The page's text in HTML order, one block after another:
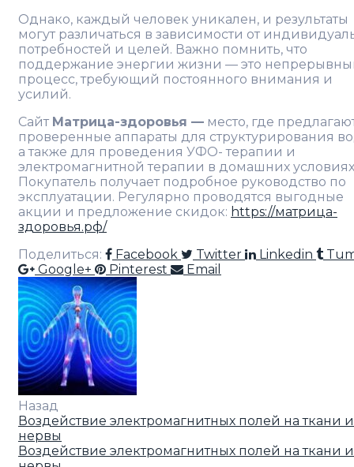
Однако, каждый человек уникален, и результаты
могут различаться в зависимости от
потребностей и целей. Важно помнить, что
поддержание энергии жизни — это
процесс, требующий постоянного внимания и
усилий.
Сайт Матрица-здоровья — место, где
проверенные аппараты для структурирования
а также для проведения УФО- терапии и
электромагнитной терапии в домашних
Покупатель получает подробное руководство по
эксплуатации. Регулярно проводятся выгодные
акции и предложение скидок: https://матрица-
здоровья.рф/
Поделиться:
Facebook Twitter Linkedin
Google+
Pinterest Email
Назад
Воздействие электромагнитных полей на ткани и
нервы
Воздействие электромагнитных полей на ткани и